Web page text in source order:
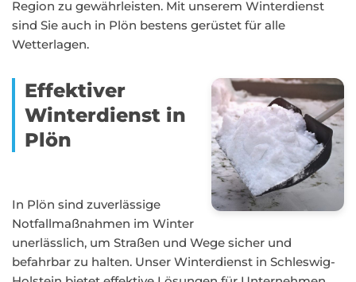
Region zu gewährleisten. Mit unserem Winterdienst
sind Sie auch in Plön bestens gerüstet für alle
Wetterlagen.
Effektiver
Winterdienst in
Plön
In Plön sind zuverlässige
Notfallmaßnahmen im Winter
unerlässlich, um Straßen und Wege sicher und
befahrbar zu halten. Unser Winterdienst in Schleswig-